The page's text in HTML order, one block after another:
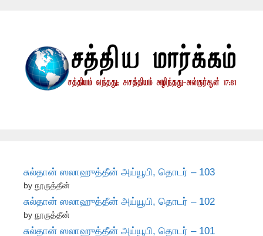
சுல்தான் ஸலாஹுத்தீன் அய்யூபி, தொடர் – 103
by நூருத்தீன்
சுல்தான் ஸலாஹுத்தீன் அய்யூபி, தொடர் – 102
by நூருத்தீன்
சுல்தான் ஸலாஹுத்தீன் அய்யூபி, தொடர் – 101